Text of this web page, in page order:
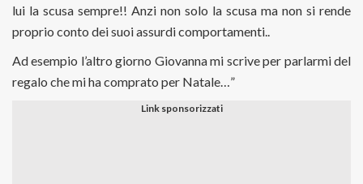
lui la scusa sempre!! Anzi non solo la scusa ma non si rende
proprio conto dei suoi assurdi comportamenti..
Ad esempio l’altro giorno Giovanna mi scrive per parlarmi del
regalo che mi ha comprato per Natale…”